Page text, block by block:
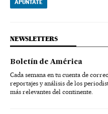
APÚNTATE
NEWSLETTERS
Boletín de América
Cada semana en tu cuenta de
reportajes y análisis de los
más relevantes del continente.